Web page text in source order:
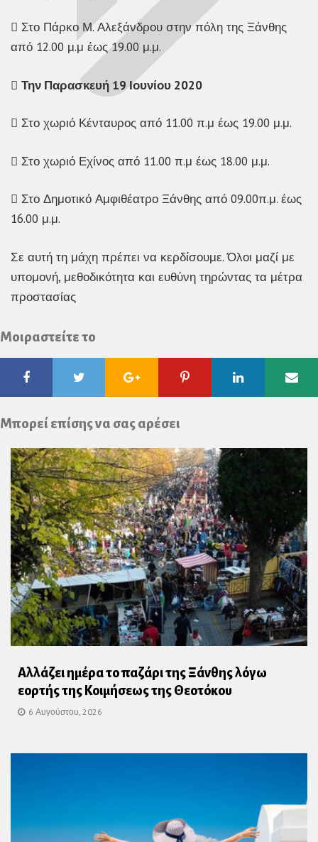
 Στο Πάρκο Μ. Αλεξάνδρου στην πόλη της Ξάνθης
από 12.00 μ.μ έως 19.00 μ.μ.
 Την Παρασκευή 19 Ιουνίου 2020
 Στο χωριό Κένταυρος από 11.00 π.μ έως 19.00 μ.μ.
 Στο χωριό Εχίνος από 11.00 π.μ έως 18.00 μ.μ.
 Στο Δημοτικό Αμφιθέατρο Ξάνθης από 09.00π.μ. έως
16.00 μ.μ.
Σε αυτή τη μάχη πρέπει να κερδίσουμε. Όλοι μαζί με
υπομονή, μεθοδικότητα και ευθύνη τηρώντας τα μέτρα
προστασίας
Μοιραστείτε το
FacebookTwitter Google
Plus
Pinterest Linkedin
Μπορεί επίσης να σας αρέσει
Αλλάζει ημέρα το παζάρι της Ξάνθης λόγω
εορτής της Κοιμήσεως της Θεοτόκου
6 Αυγούστου, 2026